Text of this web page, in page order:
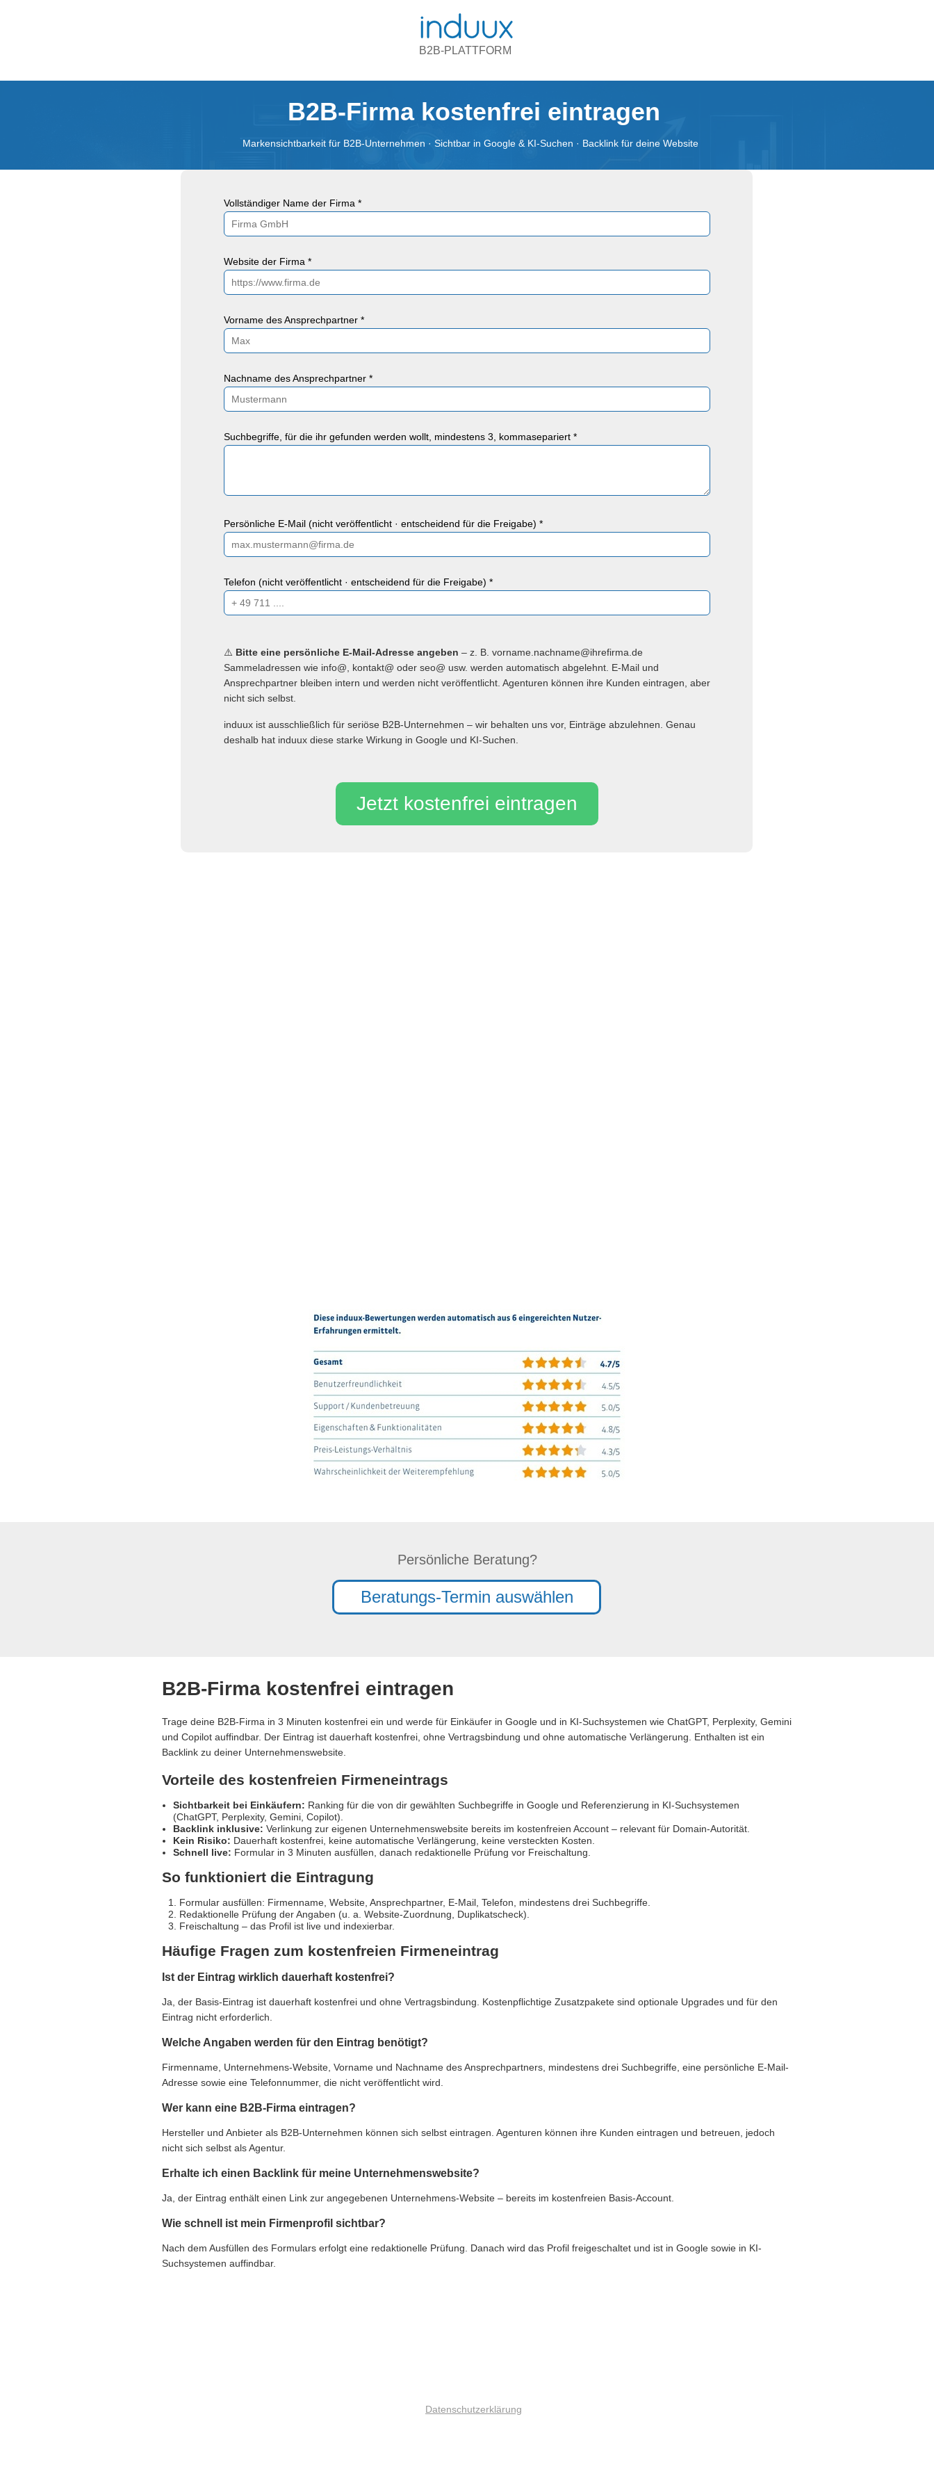
B2B-Firma kostenfrei eintragen
Datenschutzerklärung
B2B-PLATTFORM
Beratungs-Termin auswählen
Persönliche Beratung?
Vollständiger Name der Firma *
Website der Firma *
Vorname des Ansprechpartner *
Nachname des Ansprechpartner *
Suchbegriffe, für die ihr gefunden werden wollt, mindestens 3, kommasepariert *
Persönliche E-Mail (nicht veröffentlicht · entscheidend für die Freigabe) *
Telefon (nicht veröffentlicht · entscheidend für die Freigabe) *
Jetzt kostenfrei eintragen
⚠️ Bitte eine persönliche E-Mail-Adresse angeben – z. B. vorname.nachname@ihrefirma.de
Sammeladressen wie info@, kontakt@ oder seo@ usw. werden automatisch abgelehnt. E-Mail und
Ansprechpartner bleiben intern und werden nicht veröffentlicht. Agenturen können ihre Kunden eintragen, aber
nicht sich selbst.
induux ist ausschließlich für seriöse B2B-Unternehmen – wir behalten uns vor, Einträge abzulehnen. Genau
deshalb hat induux diese starke Wirkung in Google und KI-Suchen.
B2B-Firma kostenfrei eintragen
Trage deine B2B-Firma in 3 Minuten kostenfrei ein und werde für Einkäufer in Google und in KI-Suchsystemen wie ChatGPT, Perplexity, Gemini
und Copilot auffindbar. Der Eintrag ist dauerhaft kostenfrei, ohne Vertragsbindung und ohne automatische Verlängerung. Enthalten ist ein
Backlink zu deiner Unternehmenswebsite.
Vorteile des kostenfreien Firmeneintrags
Sichtbarkeit bei Einkäufern: Ranking für die von dir gewählten Suchbegriffe in Google und Referenzierung in KI-Suchsystemen
(ChatGPT, Perplexity, Gemini, Copilot).
Backlink inklusive: Verlinkung zur eigenen Unternehmenswebsite bereits im kostenfreien Account – relevant für Domain-Autorität.
Kein Risiko: Dauerhaft kostenfrei, keine automatische Verlängerung, keine versteckten Kosten.
Schnell live: Formular in 3 Minuten ausfüllen, danach redaktionelle Prüfung vor Freischaltung.
So funktioniert die Eintragung
Formular ausfüllen: Firmenname, Website, Ansprechpartner, E-Mail, Telefon, mindestens drei Suchbegriffe.
Redaktionelle Prüfung der Angaben (u. a. Website-Zuordnung, Duplikatscheck).
Freischaltung – das Profil ist live und indexierbar.
Häufige Fragen zum kostenfreien Firmeneintrag
Ist der Eintrag wirklich dauerhaft kostenfrei?
Ja, der Basis-Eintrag ist dauerhaft kostenfrei und ohne Vertragsbindung. Kostenpflichtige Zusatzpakete sind optionale Upgrades und für den
Eintrag nicht erforderlich.
Welche Angaben werden für den Eintrag benötigt?
Firmenname, Unternehmens-Website, Vorname und Nachname des Ansprechpartners, mindestens drei Suchbegriffe, eine persönliche E-Mail-
Adresse sowie eine Telefonnummer, die nicht veröffentlicht wird.
Wer kann eine B2B-Firma eintragen?
Hersteller und Anbieter als B2B-Unternehmen können sich selbst eintragen. Agenturen können ihre Kunden eintragen und betreuen, jedoch
nicht sich selbst als Agentur.
Erhalte ich einen Backlink für meine Unternehmenswebsite?
Ja, der Eintrag enthält einen Link zur angegebenen Unternehmens-Website – bereits im kostenfreien Basis-Account.
Wie schnell ist mein Firmenprofil sichtbar?
Nach dem Ausfüllen des Formulars erfolgt eine redaktionelle Prüfung. Danach wird das Profil freigeschaltet und ist in Google sowie in KI-
Suchsystemen auffindbar.
Markensichtbarkeit für B2B-Unternehmen · Sichtbar in Google & KI-Suchen · Backlink für deine Website